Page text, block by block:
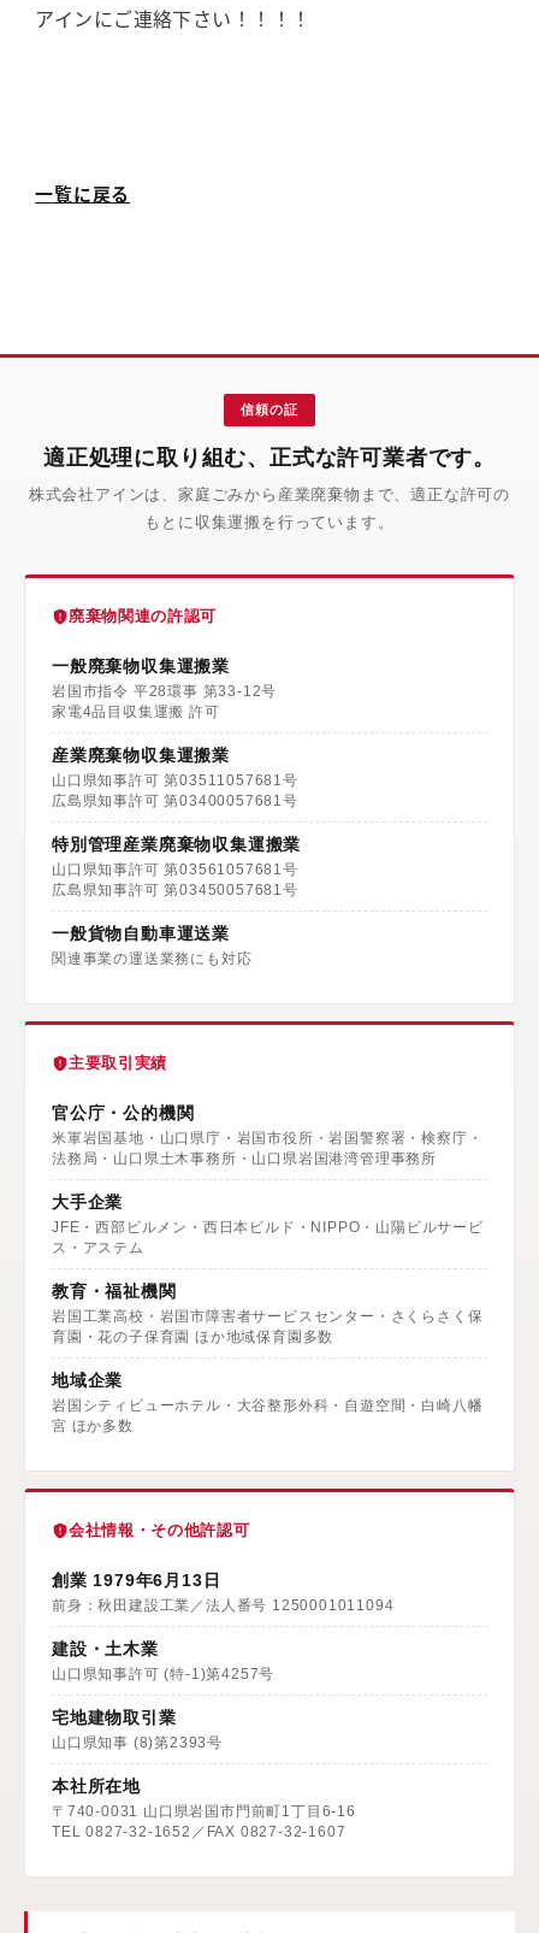
アインにご連絡下さい！！！！
一覧に戻る
信頼の証
適正処理に取り組む、正式な許可業者です。
株式会社アインは、家庭ごみから産業廃棄物まで、適正な許可の
もとに収集運搬を行っています。
廃棄物関連の許認可
一般廃棄物収集運搬業
岩国市指令 平28環事 第33-12号
家電4品目収集運搬 許可
産業廃棄物収集運搬業
山口県知事許可 第03511057681号
広島県知事許可 第03400057681号
特別管理産業廃棄物収集運搬業
山口県知事許可 第03561057681号
広島県知事許可 第03450057681号
一般貨物自動車運送業
関連事業の運送業務にも対応
主要取引実績
官公庁・公的機関
米軍岩国基地・山口県庁・岩国市役所・岩国警察署・検察庁・
法務局・山口県土木事務所・山口県岩国港湾管理事務所
大手企業
JFE・西部ビルメン・西日本ビルド・NIPPO・山陽ビルサービ
ス・アステム
教育・福祉機関
岩国工業高校・岩国市障害者サービスセンター・さくらさく保
育園・花の子保育園 ほか地域保育園多数
地域企業
岩国シティビューホテル・大谷整形外科・自遊空間・白崎八幡
宮 ほか多数
会社情報・その他許認可
創業 1979年6月13日
前身：秋田建設工業／法人番号 1250001011094
建設・土木業
山口県知事許可 (特-1)第4257号
宅地建物取引業
山口県知事 (8)第2393号
本社所在地
〒740-0031 山口県岩国市門前町1丁目6-16
TEL 0827-32-1652／FAX 0827-32-1607